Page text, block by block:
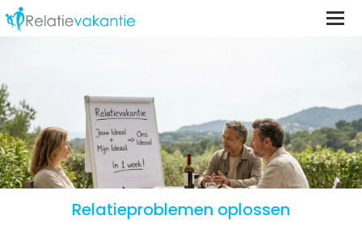
Relatieproblemen oplossen